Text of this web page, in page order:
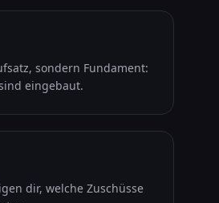
sondern Fundament:
eingebaut.
dir, welche Zuschüsse